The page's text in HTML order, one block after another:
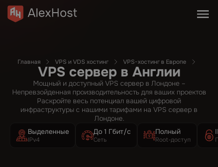
Главная VPS и VDS хостинг VPS-хостинг в Европе
VPS сервер в Англии
Мощный и доступный VPS сервер в Лондоне –
Непревзойденная производительность для ваших проектов
Раскройте весь потенциал вашей цифровой
инфраструктуры с нашими тарифами на VPS сервер в
Лондоне.
Выделенные
IPv4
До 1 Гбит/с
Сеть
Полный
Root-доступ